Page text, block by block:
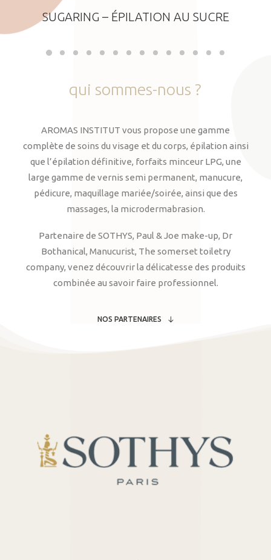
SUGARING – ÉPILATION AU SUCRE
qui sommes-nous ?
AROMAS INSTITUT vous propose une gamme
complète de soins du visage et du corps, épilation ainsi
que l’épilation définitive, forfaits minceur LPG, une
large gamme de vernis semi permanent, manucure,
pédicure, maquillage mariée/soirée, ainsi que des
massages, la microdermabrasion.
Partenaire de SOTHYS, Paul & Joe make-up, Dr
Bothanical, Manucurist, The somerset toiletry
company, venez découvrir la délicatesse des produits
combinée au savoir faire professionnel.
NOS PARTENAIRES